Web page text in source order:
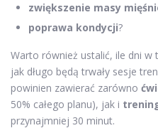
zwiększenie masy
poprawa kondycji?
Warto również ustalić, ile dni w
jak długo będą trwały sesje
powinien zawierać zarówno
50% całego planu), jak i
przynajmniej 30 minut.